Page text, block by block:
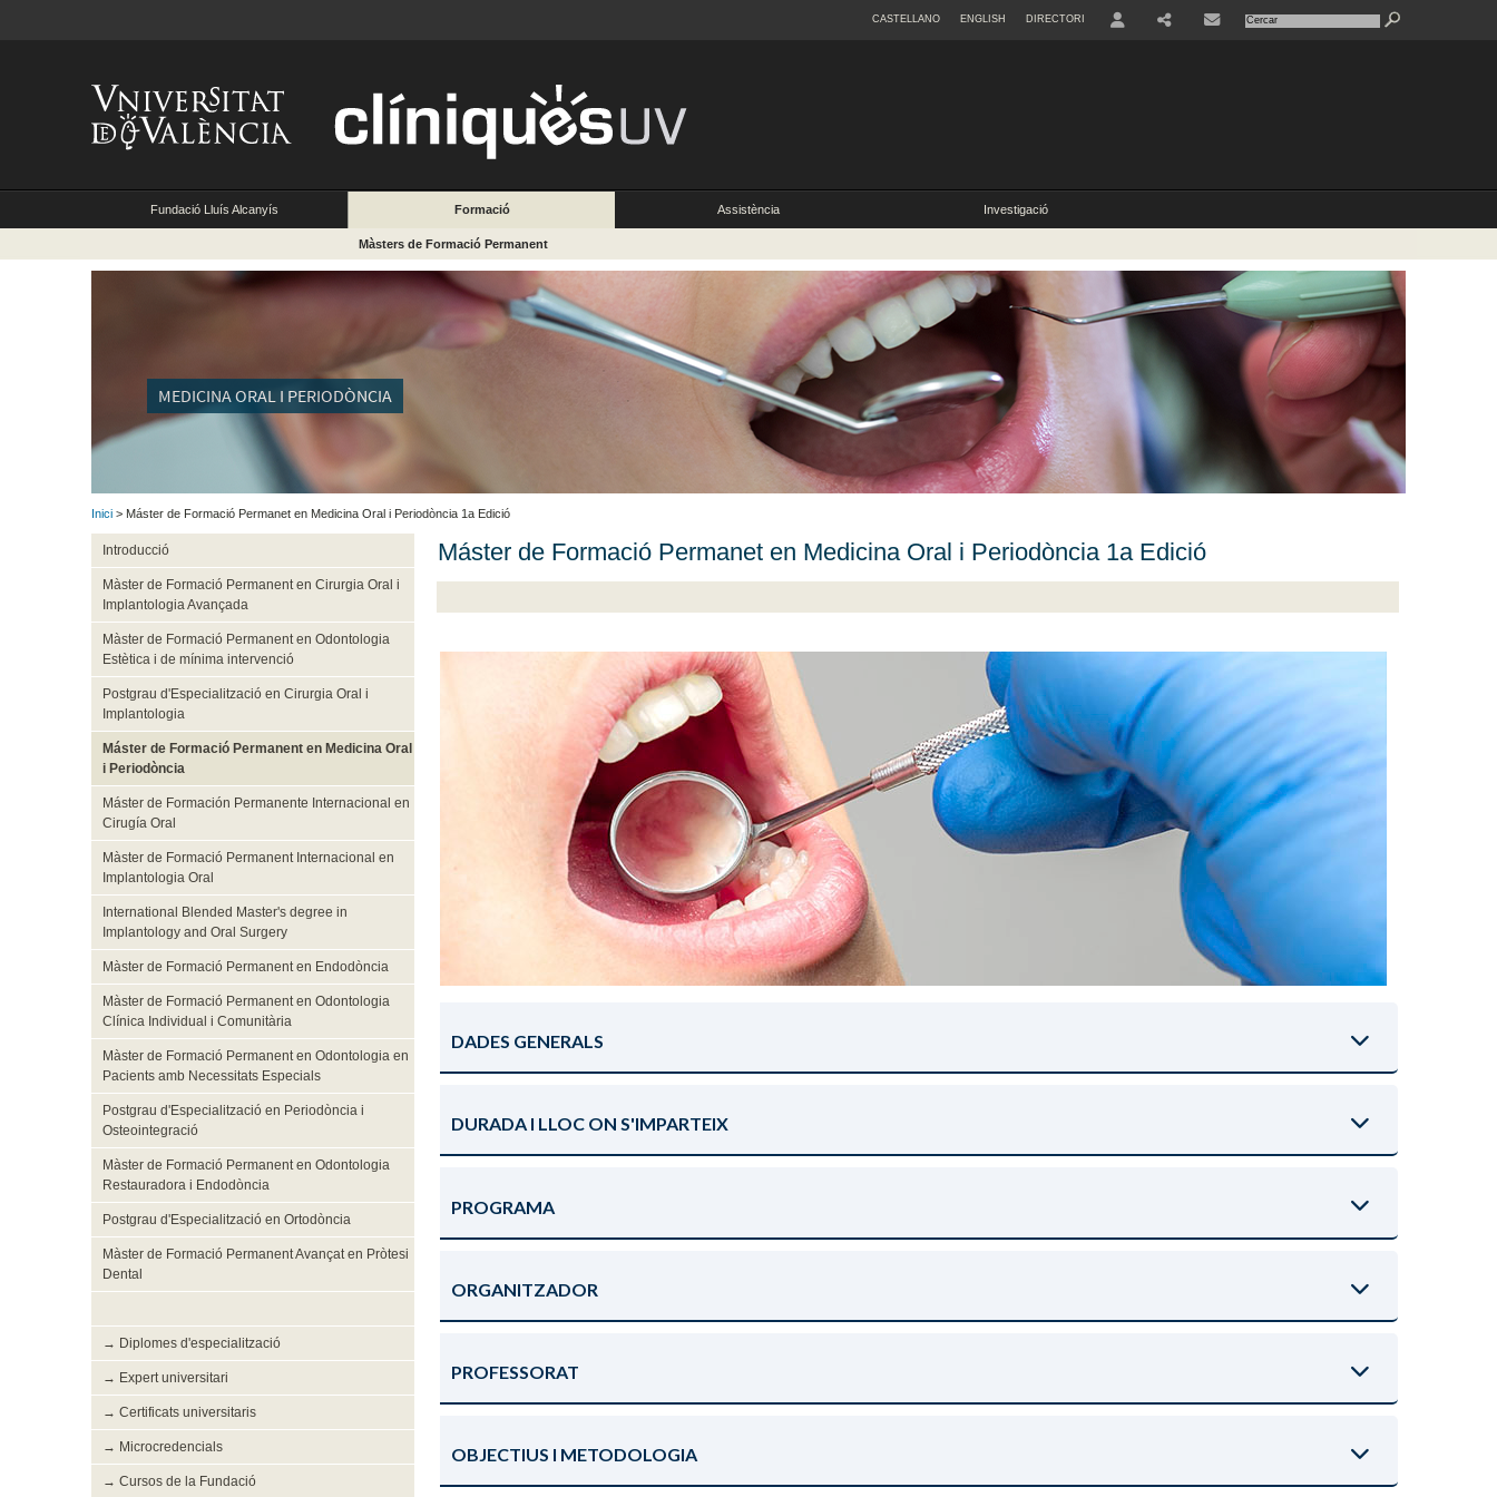
CASTELLANO ENGLISH DIRECTORI
Fundació Lluís Alcanyís Formació Assistència Investigació
Màsters de Formació Permanent
MEDICINA ORAL I PERIODÒNCIA
Inici > Máster de Formació Permanet en Medicina Oral i Periodòncia 1a Edició
Introducció
Màster de Formació Permanent en Cirurgia Oral i
Implantologia Avançada
Màster de Formació Permanent en Odontologia
Estètica i de mínima intervenció
Postgrau d'Especialització en Cirurgia Oral i
Implantologia
Máster de Formació Permanent en Medicina Oral
i Periodòncia
Máster de Formación Permanente Internacional en
Cirugía Oral
Màster de Formació Permanent Internacional en
Implantologia Oral
International Blended Master's degree in
Implantology and Oral Surgery
Màster de Formació Permanent en Endodòncia
Màster de Formació Permanent en Odontologia
Clínica Individual i Comunitària
Màster de Formació Permanent en Odontologia en
Pacients amb Necessitats Especials
Postgrau d'Especialització en Periodòncia i
Osteointegració
Màster de Formació Permanent en Odontologia
Restauradora i Endodòncia
Postgrau d'Especialització en Ortodòncia
Màster de Formació Permanent Avançat en Pròtesi
Dental
→ Diplomes d'especialització
→ Expert universitari
→ Certificats universitaris
→ Microcredencials
→ Cursos de la Fundació
Máster de Formació Permanet en Medicina Oral i Periodòncia 1a Edició
DADES GENERALS
DURADA I LLOC ON S'IMPARTEIX
PROGRAMA
ORGANITZADOR
PROFESSORAT
OBJECTIUS I METODOLOGIA